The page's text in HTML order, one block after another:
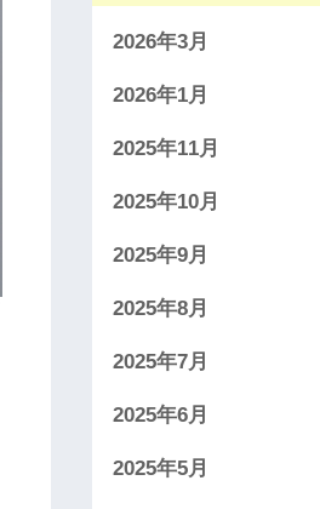
2026年3月
2026年1月
2025年11月
2025年10月
2025年9月
2025年8月
2025年7月
2025年6月
2025年5月